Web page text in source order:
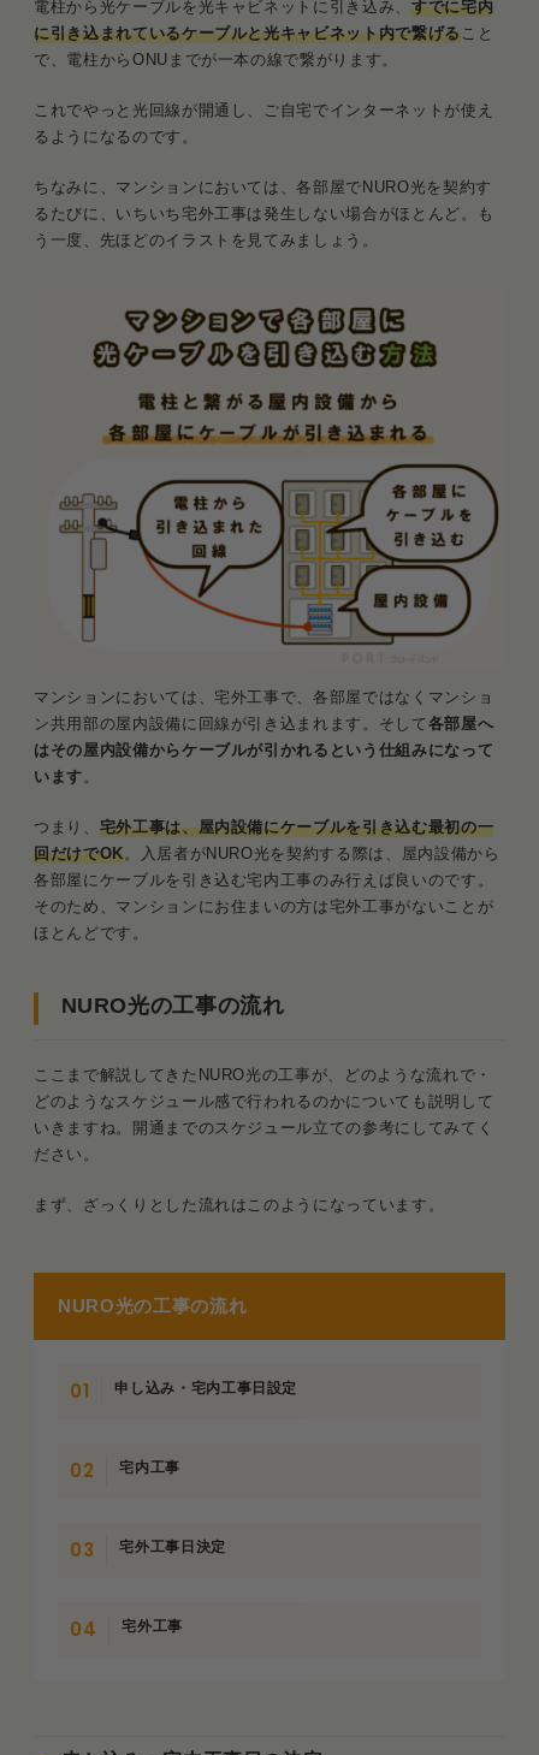
電柱から光ケーブルを光キャビネットに引き込み、 すでに宅内
に引き込まれているケーブルと光キャビネット内で繋げること
で、電柱からONUまでが一本の線で繋がります。
これでやっと光回線が開通し、ご自宅でインターネットが使え
るようになるのです。
ちなみに、マンションにおいては、各部屋でNURO光を契約す
るたびに、いちいち宅外工事は発生しない場合がほとんど。も
う一度、先ほどのイラストを見てみましょう。
マンションにおいては、宅外工事で、各部屋ではなくマンショ
ン共用部の屋内設備に回線が引き込まれます。そして各部屋へ
はその屋内設備からケーブルが引かれるという仕組みになって
います。
つまり、 宅外工事は、屋内設備にケーブルを引き込む最初の一
回だけでOK。入居者がNURO光を契約する際は、屋内設備から
各部屋にケーブルを引き込む宅内工事のみ行えば良いのです。
そのため、マンションにお住まいの方は宅外工事がないことが
ほとんどです。
NURO光の工事の流れ
ここまで解説してきたNURO光の工事が、どのような流れで・
どのようなスケジュール感で行われるのかについても説明して
いきますね。開通までのスケジュール立ての参考にしてみてく
ださい。
まず、ざっくりとした流れはこのようになっています。
NURO光の工事の流れ
申し込み・宅内工事日設定
宅内工事
宅外工事日決定
宅外工事